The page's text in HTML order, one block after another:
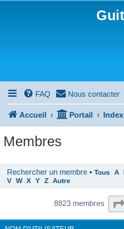
FAQ Nous contacter
Accueil Portail
Membres
Rechercher un membre • Tous A
V W X Y Z Autre
8823 membres